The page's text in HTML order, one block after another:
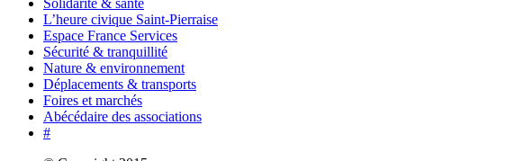
Solidarité & santé
L’heure civique Saint-Pierraise
Espace France Services
Sécurité & tranquillité
Nature & environnement
Déplacements & transports
Foires et marchés
Abécédaire des associations
#